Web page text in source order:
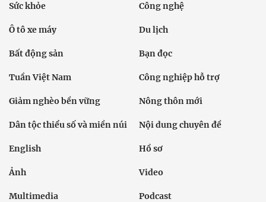
Sức khỏe Công nghệ
Ô tô xe máy Du lịch
Bất động sản Bạn đọc
Tuần Việt Nam Công nghiệp hỗ trợ
Giảm nghèo bền vững Nông thôn mới
Dân tộc thiểu số và miền núi Nội dung chuyên đề
English Hồ sơ
Ảnh Video
Multimedia Podcast